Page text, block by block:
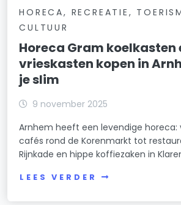
HORECA, RECREATIE,
CULTUUR
Horeca Gram koelkasten
vrieskasten kopen in
je slim
9 november 2025
Arnhem heeft een levendige horeca:
cafés rond de Korenmarkt tot
Rijnkade en hippe koffiezaken in
LEES VERDER